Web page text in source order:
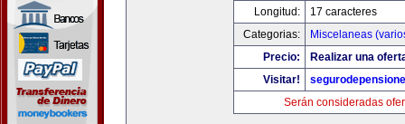
Longitud:
17 caracteres
Categorias:
Miscelaneas
Precio:
Realizar una
Visitar!
Serán consideradas